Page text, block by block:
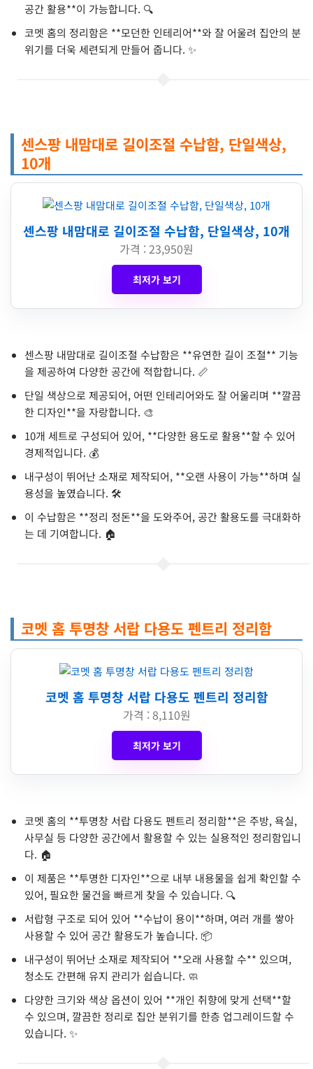
공간 활용**이 가능합니다. 🔍
코멧 홈의 정리함은 **모던한 인테리어**와 잘 어울려 집안의 분
위기를 더욱 세련되게 만들어 줍니다. ✨
센스팡 내맘대로 길이조절 수납함, 단일색상,
10개
센스팡 내맘대로 길이조절 수납함, 단일색상, 10개
가격 : 23,950원
최저가 보기
센스팡 내맘대로 길이조절 수납함은 **유연한 길이 조절** 기능
을 제공하여 다양한 공간에 적합합니다. 📏
단일 색상으로 제공되어, 어떤 인테리어와도 잘 어울리며 **깔끔
한 디자인**을 자랑합니다. 🎨
10개 세트로 구성되어 있어, **다양한 용도로 활용**할 수 있어
경제적입니다. 💰
내구성이 뛰어난 소재로 제작되어, **오랜 사용이 가능**하며 실
용성을 높였습니다. 🛠️
이 수납함은 **정리 정돈**을 도와주어, 공간 활용도를 극대화하
는 데 기여합니다. 🏠
코멧 홈 투명창 서랍 다용도 펜트리 정리함
코멧 홈 투명창 서랍 다용도 펜트리 정리함
가격 : 8,110원
최저가 보기
코멧 홈의 **투명창 서랍 다용도 펜트리 정리함**은 주방, 욕실,
사무실 등 다양한 공간에서 활용할 수 있는 실용적인 정리함입니
다. 🏠
이 제품은 **투명한 디자인**으로 내부 내용물을 쉽게 확인할 수
있어, 필요한 물건을 빠르게 찾을 수 있습니다. 🔍
서랍형 구조로 되어 있어 **수납이 용이**하며, 여러 개를 쌓아
사용할 수 있어 공간 활용도가 높습니다. 📦
내구성이 뛰어난 소재로 제작되어 **오래 사용할 수** 있으며,
청소도 간편해 유지 관리가 쉽습니다. 🧼
다양한 크기와 색상 옵션이 있어 **개인 취향에 맞게 선택**할
수 있으며, 깔끔한 정리로 집안 분위기를 한층 업그레이드할 수
있습니다. ✨